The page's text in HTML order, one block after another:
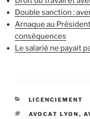
Double sanction :
Arnaque au
conséquences
Le salarié ne payait
CATÉGORIES
LICENCIEMENT
ÉTIQUETTES
AVOCAT LYON ,